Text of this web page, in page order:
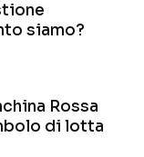
siamo?
Rossa
di lotta